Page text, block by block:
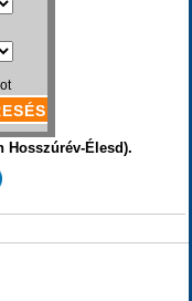
Hosszúrév-Élesd).